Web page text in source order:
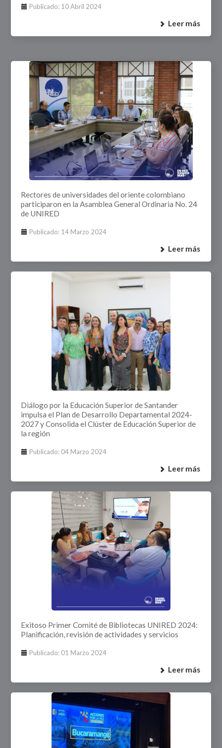
Publicado: 10 Abril 2024
Leer más
Rectores de universidades del oriente colombiano
participaron en la Asamblea General Ordinaria No. 24
de UNIRED
Publicado: 14 Marzo 2024
Leer más
Diálogo por la Educación Superior de Santander
impulsa el Plan de Desarrollo Departamental 2024-
2027 y Consolida el Clúster de Educación Superior de
la región
Publicado: 04 Marzo 2024
Leer más
Exitoso Primer Comité de Bibliotecas UNIRED 2024:
Planificación, revisión de actividades y servicios
Publicado: 01 Marzo 2024
Leer más